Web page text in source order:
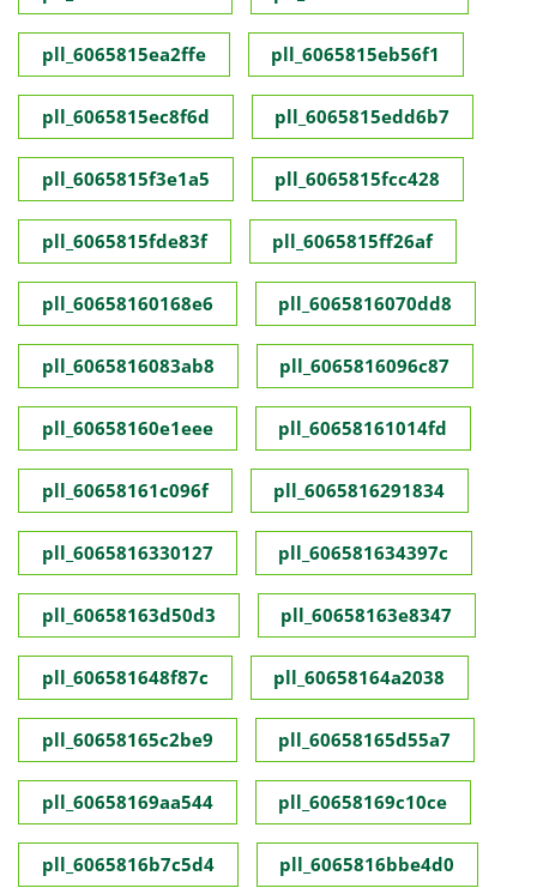
pll_6065815ea2ffe pll_6065815eb56f1
pll_6065815ec8f6d pll_6065815edd6b7
pll_6065815f3e1a5 pll_6065815fcc428
pll_6065815fde83f pll_6065815ff26af
pll_60658160168e6 pll_6065816070dd8
pll_6065816083ab8 pll_6065816096c87
pll_60658160e1eee pll_60658161014fd
pll_60658161c096f pll_6065816291834
pll_6065816330127 pll_606581634397c
pll_60658163d50d3 pll_60658163e8347
pll_606581648f87c pll_60658164a2038
pll_60658165c2be9 pll_60658165d55a7
pll_60658169aa544 pll_60658169c10ce
pll_6065816b7c5d4 pll_6065816bbe4d0